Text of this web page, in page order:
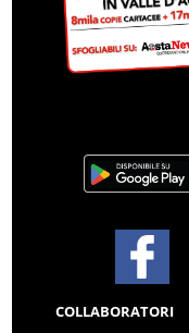
COLLABORATORI